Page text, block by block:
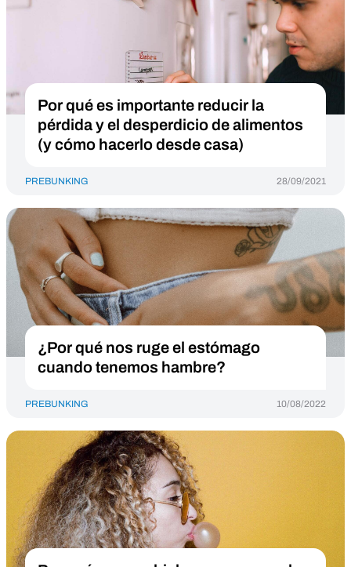
Por qué es importante reducir la
pérdida y el desperdicio de alimentos
(y cómo hacerlo desde casa)
PREBUNKING 28/09/2021
¿Por qué nos ruge el estómago
cuando tenemos hambre?
PREBUNKING 10/08/2022